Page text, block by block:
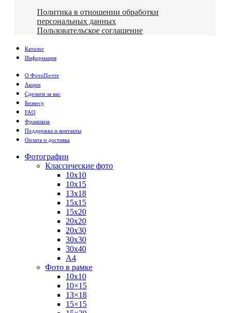
Политика в отношении обработки
персональных данных
Пользовательское соглашение
Каталог
Информация
О ФотоПочте
Акции
Сделаем за вас
Бизнесу
FAQ
Франшиза
Поддержка и контакты
Оплата и доставка
Фотографии
Классические фото
10х10
10х15
13х18
15х15
15х20
20х20
20х30
30х30
30х40
А4
Фото в рамке
10х10
10×15
13×18
15×15